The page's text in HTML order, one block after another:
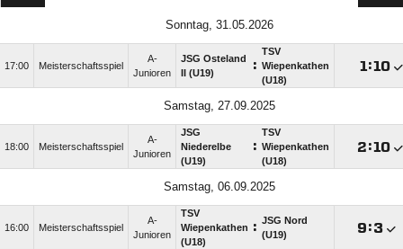
Sonntag, 31.05.2026
17:00 Meisterschaftsspiel
A-
Junioren
JSG Osteland
II (U19)
:
TSV
Wiepenkathen
(U18)
:
Samstag, 27.09.2025
18:00 Meisterschaftsspiel
A-
Junioren
JSG
Niederelbe
(U19)
:
TSV
Wiepenkathen
(U18)
:
Samstag, 06.09.2025
16:00 Meisterschaftsspiel
A-
Junioren
TSV
Wiepenkathen
(U18)
: JSG Nord
(U19)
: